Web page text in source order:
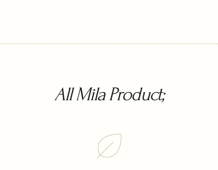
All Mila Product;